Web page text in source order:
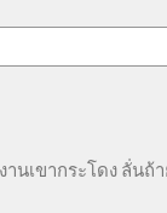
านเขากระโดง ลั่นถ้